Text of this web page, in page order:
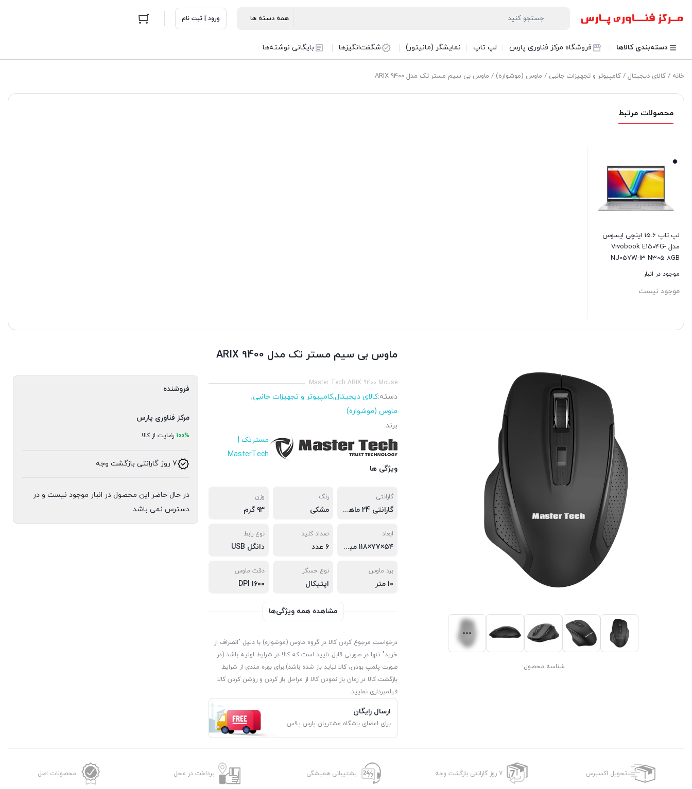
ورود | ثبت نام
دسته‌بندی کالاها فروشگاه مرکز فناوری پارس لپ تاپ نمایشگر (مانیتور) شگفت‌انگیزها بایگانی نوشته‌ها
خانه / کالای دیجیتال / کامپیوتر و تجهیزات جانبی / ماوس (موشواره) / ماوس بی سیم مستر تک مدل ARIX 9400
محصولات مرتبط
لپ تاپ 15.6 اینچی ایسوس
مدل Vivobook E1504G-
NJ057W-i3 N305 8GB
موجود در انبار
موجود نیست
بستن
شناسه محصول:
ماوس بی سیم مستر تک مدل ARIX 9400
Master Tech ARIX 9400 Mouse
دسته:کالای دیجیتال,کامپیوتر و تجهیزات جانبی,
ماوس (موشواره)
برند:
مسترتک |
MasterTech
ویژگی ها
گارانتی
گارانتی 24 ماهه توسعه تجارت صنایع آپادانا(ترابایت سرویس)
رنگ
مشکی
وزن
۹۳ گرم
ابعاد
۵۴×۷۷×۱۱۸ میلی‌متر
تعداد کلید
۶ عدد
نوع رابط
دانگل USB
برد ماوس
۱۰ متر
نوع حسگر
اپتیکال
دقت ماوس
۱۶۰۰ DPI
مشاهده همه ویژگی‌ها
درخواست مرجوع کردن کالا در گروه ماوس (موشواره) با دلیل "انصراف از
خرید" تنها در صورتی قابل تایید است که کالا در شرایط اولیه باشد (در
صورت پلمپ بودن، کالا نباید باز شده باشد).برای بهره مندی از شرایط
بازگشت کالا در زمان باز نمودن کالا از مراحل باز کردن و روشن کردن کالا
فیلمبرداری نمایید.
ارسال رایگان
برای اعضای باشگاه مشتریان پارس پلاس
فروشنده
مرکز فناوری پارس
100% رضایت از کالا
7 روز گارانتی بازگشت وجه
در حال حاضر این محصول در انبار موجود نیست و در
دسترس نمی باشد.
تحویل اکسپرس 7 روز گارانتی بازگشت وجه پشتیبانی همیشگی پرداخت در محل محصولات اصل